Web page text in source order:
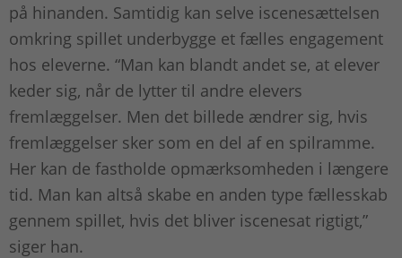
på hinanden. Samtidig kan selve iscenesættelsen
omkring spillet underbygge et fælles engagement
hos eleverne. “Man kan blandt andet se, at elever
keder sig, når de lytter til andre elevers
fremlæggelser. Men det billede ændrer sig, hvis
fremlæggelser sker som en del af en spilramme.
Her kan de fastholde opmærksomheden i længere
tid. Man kan altså skabe en anden type fællesskab
gennem spillet, hvis det bliver iscenesat rigtigt,”
siger han.